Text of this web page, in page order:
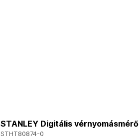
STANLEY Digitális vérnyomásmérő
STHT80874-0